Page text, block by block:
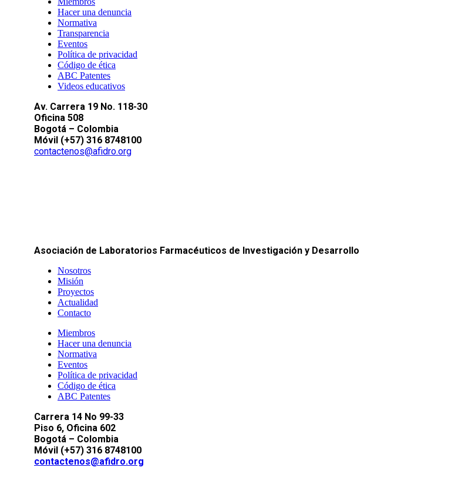
Hacer una denuncia
Normativa
Transparencia
Eventos
Política de privacidad
Código de ética
ABC Patentes
Videos educativos
Av. Carrera 19 No. 118-30
Oficina 508
Bogotá – Colombia
Móvil (+57) 316 8748100
contactenos@afidro.org
Asociación de Laboratorios Farmacéuticos de Investigación y Desarrollo
Nosotros
Misión
Proyectos
Actualidad
Contacto
Miembros
Hacer una denuncia
Normativa
Eventos
Política de privacidad
Código de ética
ABC Patentes
Carrera 14 No 99-33
Piso 6, Oficina 602
Bogotá – Colombia
Móvil (+57) 316 8748100
contactenos@afidro.org